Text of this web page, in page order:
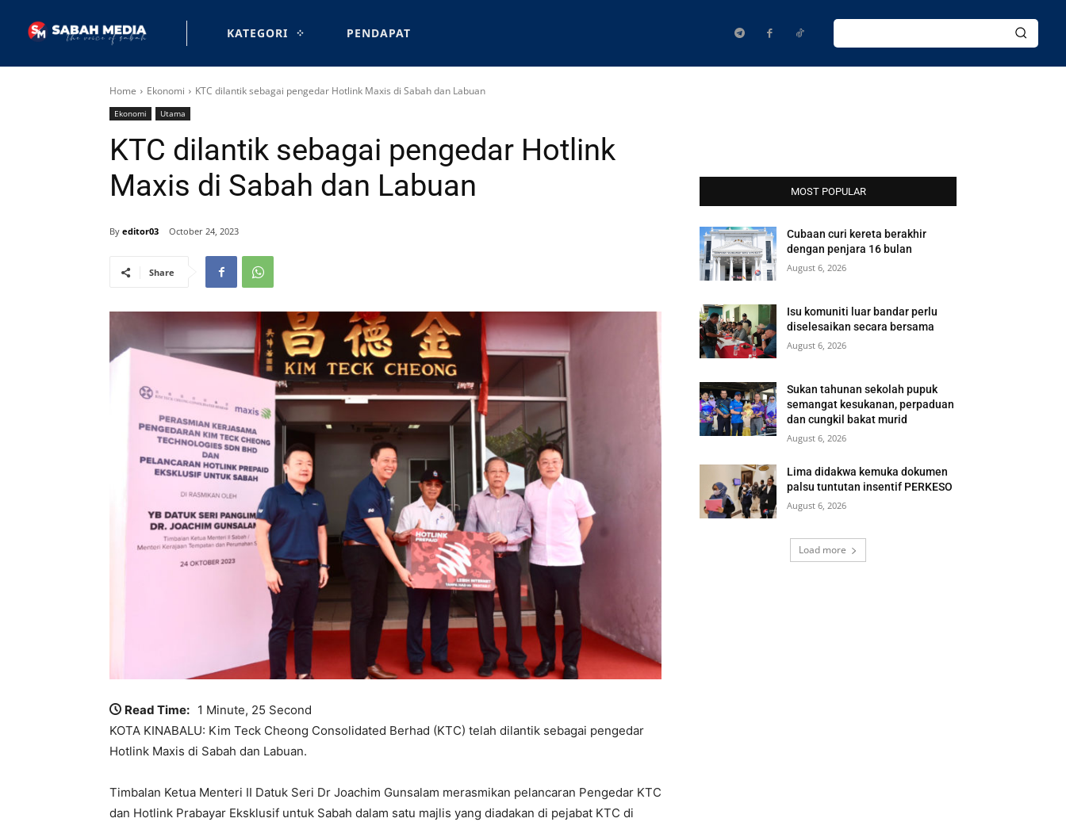
KATEGORI PENDAPAT
Home Ekonomi KTC dilantik sebagai pengedar Hotlink Maxis di Sabah dan Labuan
Ekonomi Utama
KTC dilantik sebagai pengedar Hotlink
Maxis di Sabah dan Labuan
By editor03 October 24, 2023
Share
Read Time: 1 Minute, 25 Second
KOTA KINABALU: Kim Teck Cheong Consolidated Berhad (KTC) telah dilantik sebagai pengedar
Hotlink Maxis di Sabah dan Labuan.
Timbalan Ketua Menteri II Datuk Seri Dr Joachim Gunsalam merasmikan pelancaran Pengedar KTC
dan Hotlink Prabayar Eksklusif untuk Sabah dalam satu majlis yang diadakan di pejabat KTC di
MOST POPULAR
Cubaan curi kereta berakhir
dengan penjara 16 bulan
August 6, 2026
Isu komuniti luar bandar perlu
diselesaikan secara bersama
August 6, 2026
Sukan tahunan sekolah pupuk
semangat kesukanan, perpaduan
dan cungkil bakat murid
August 6, 2026
Lima didakwa kemuka dokumen
palsu tuntutan insentif PERKESO
August 6, 2026
Load more